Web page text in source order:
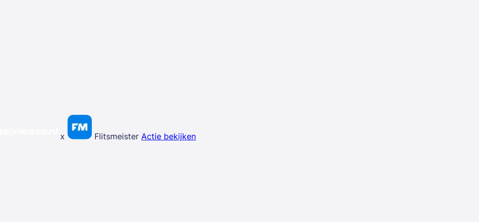
x Flitsmeister Actie bekijken